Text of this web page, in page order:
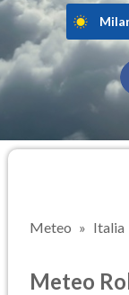
Meteo Italia
Meteo